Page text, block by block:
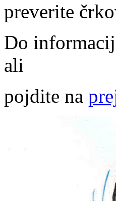
preverite
Do
ali
pojdite na